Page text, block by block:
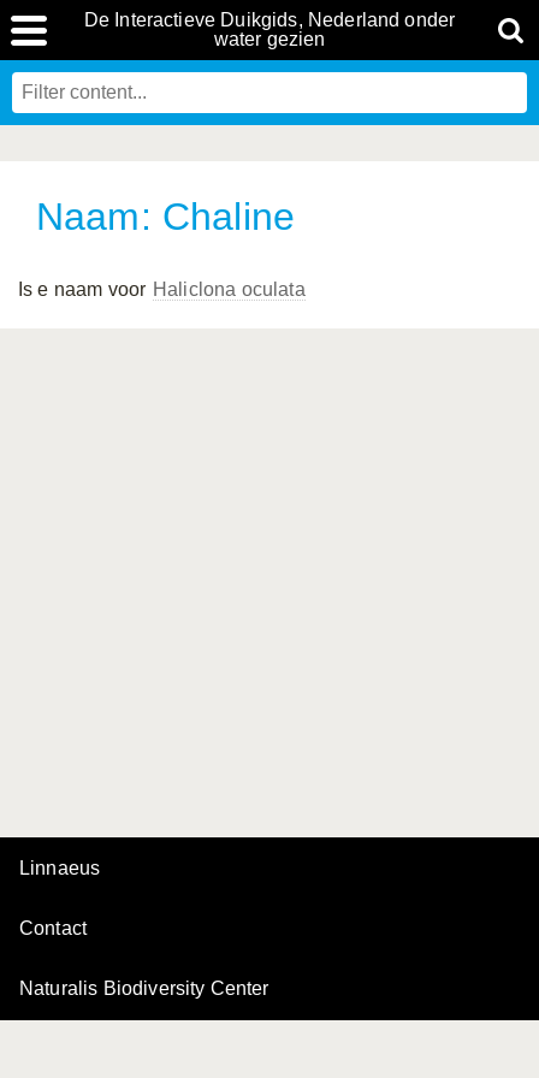
De Interactieve Duikgids, Nederland onder
water gezien
Naam: Chaline
Is e naam voor Haliclona oculata
Linnaeus
Contact
Naturalis Biodiversity Center